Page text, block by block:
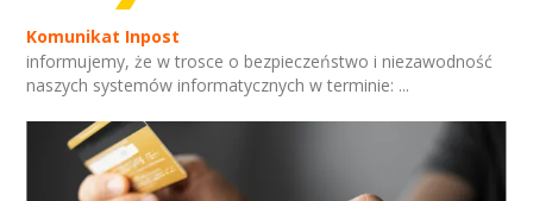
Komunikat Inpost
informujemy, że w trosce o bezpieczeństwo i niezawodność
naszych systemów informatycznych w terminie: ...